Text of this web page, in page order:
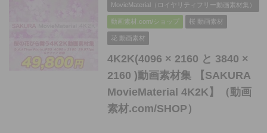
MovieMaterial（ロイヤリティフリー動画素材集）
動画素材.com/ショップ 桜 動画素材
花 動画素材
4K2K(4096 × 2160 と 3840 ×
2160 )動画素材集 【SAKURA
MovieMaterial 4K2K】（動画
素材.com/SHOP）